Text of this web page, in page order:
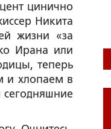
цинично
Никита
жизни «за
Ирана или
теперь
и хлопаем в
сегодняшние